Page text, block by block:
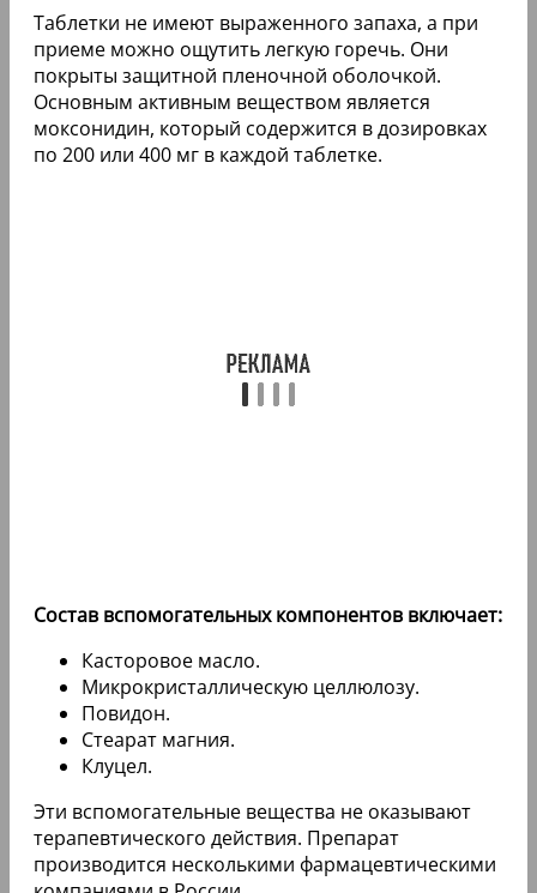
Таблетки не имеют выраженного запаха, а при
приеме можно ощутить легкую горечь. Они
покрыты защитной пленочной оболочкой.
Основным активным веществом является
моксонидин, который содержится в дозировках
по 200 или 400 мг в каждой таблетке.
Состав вспомогательных компонентов включает:
Касторовое масло.
Микрокристаллическую целлюлозу.
Повидон.
Стеарат магния.
Клуцел.
Эти вспомогательные вещества не оказывают
терапевтического действия. Препарат
производится несколькими фармацевтическими